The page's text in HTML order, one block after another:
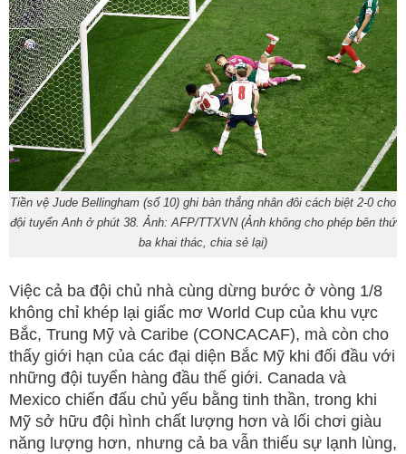
Tiền vệ Jude Bellingham (số 10) ghi bàn thắng nhân đôi cách biệt 2-0 cho
đội tuyển Anh ở phút 38. Ảnh: AFP/TTXVN (Ảnh không cho phép bên thứ
ba khai thác, chia sẻ lại)
Việc cả ba đội chủ nhà cùng dừng bước ở vòng 1/8
không chỉ khép lại giấc mơ World Cup của khu vực
Bắc, Trung Mỹ và Caribe (CONCACAF), mà còn cho
thấy giới hạn của các đại diện Bắc Mỹ khi đối đầu với
những đội tuyển hàng đầu thế giới. Canada và
Mexico chiến đấu chủ yếu bằng tinh thần, trong khi
Mỹ sở hữu đội hình chất lượng hơn và lối chơi giàu
năng lượng hơn, nhưng cả ba vẫn thiếu sự lạnh lùng,